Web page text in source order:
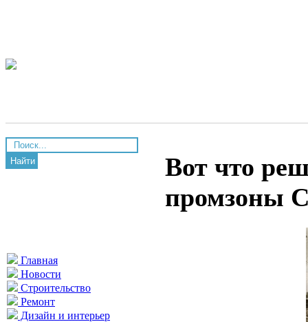
Найти
Главная
Новости
Строительство
Ремонт
Дизайн и интерьер
Вот что
промзоны